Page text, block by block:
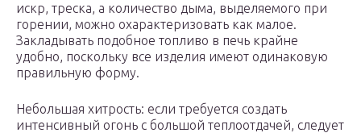
искр, треска, а количество дыма, выделяемого при
горении, можно охарактеризовать как малое.
Закладывать подобное топливо в печь крайне
удобно, поскольку все изделия имеют одинаковую
правильную форму.
Небольшая хитрость: если требуется создать
интенсивный огонь с большой теплоотдачей, следует